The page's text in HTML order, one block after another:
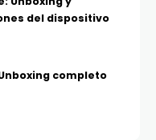
del dispositivo
Unboxing completo